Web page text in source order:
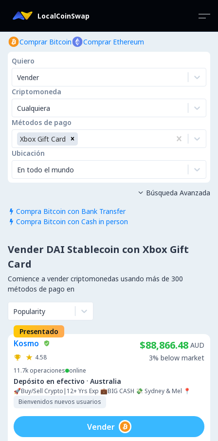
LocalCoinSwap
Comprar Bitcoin Comprar Ethereum
Quiero
Vender
Criptomoneda
Cualquiera
Métodos de pago
Xbox Gift Card
Ubicación
En todo el mundo
 Compra Bitcoin con Bank Transfer
 Compra Bitcoin con Cash in person
 Búsqueda Avanzada
Vender DAI Stablecoin con Xbox Gift
Card
Comience a vender criptomonedas usando más de 300
métodos de pago en
Popularity
Presentado
Kosmo
4.58
11.7k operaciones online
Depósito en efectivo · Australia
🚀Buy/Sell Crypto|12+ Yrs Exp 💼BIG CASH 💸 Sydney & Mel 📍
Bienvenidos nuevos usuarios
$88,866.48 AUD
3% below market
Vender